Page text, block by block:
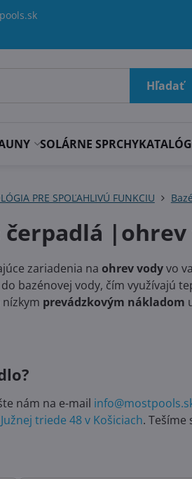
Hľadať
SOLÁRNE SPRCHY
PRE SPOĽAHLIVÚ FUNKCIU
|ohrev
zariadenia na ohrev vodyvo
bazénovej vody, čím využívajú
prevádzkovým nákladom
nám na e-mail
Južnej triede 48 v Košiciach. Tešíme